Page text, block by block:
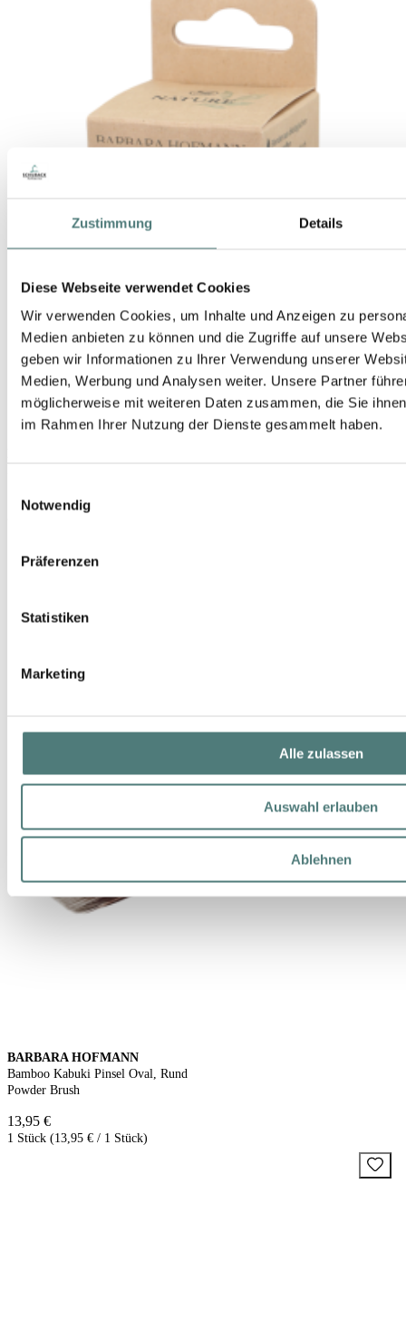
Zustimmung Details
Diese Webseite verwendet Cookies
Wir verwenden Cookies, um Inhalte und Anzeigen zu
Medien anbieten zu können und die Zugriffe auf unsere
geben wir Informationen zu Ihrer Verwendung unserer
Medien, Werbung und Analysen weiter. Unsere Partner
möglicherweise mit weiteren Daten zusammen, die Sie
im Rahmen Ihrer Nutzung der Dienste gesammelt haben.
Notwendig
Präferenzen
Statistiken
Marketing
Alle zulassen
Auswahl erlauben
Ablehnen
BARBARA HOFMANN
Bamboo Kabuki Pinsel Oval, Rund
Powder Brush
13,95 €
1 Stück (13,95 € / 1 Stück)